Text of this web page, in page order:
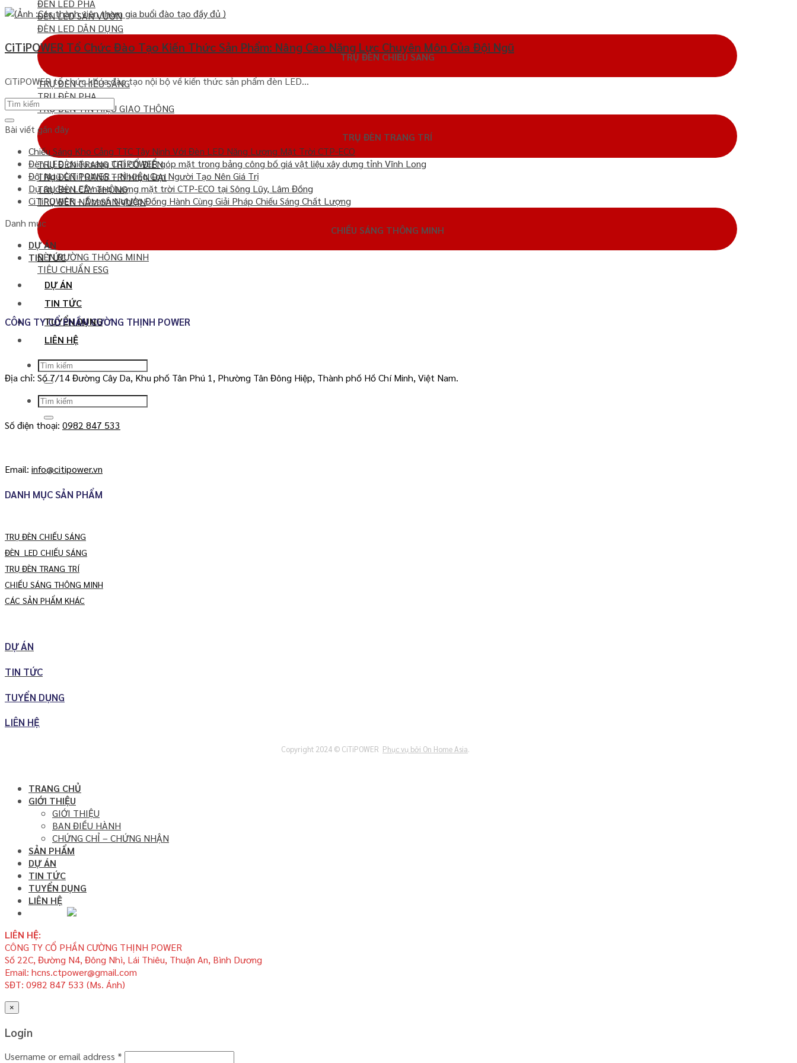
ĐÈN LED PHA
ĐÈN LED SÂN VƯỜN
ĐÈN LED DÂN DỤNG
TRỤ ĐÈN CHIẾU SÁNG
TRỤ ĐÈN CHIẾU SÁNG
TRỤ ĐÈN PHA
TRỤ ĐÈN TÍN HIỆU GIAO THÔNG
TRỤ ĐÈN TRANG TRÍ
TRỤ ĐÈN TRANG TRÍ CỔ ĐIỂN
TRỤ ĐÈN TRANG TRÍ HIỆN ĐẠI
TRỤ ĐÈN CÂY THÔNG
TRỤ ĐÈN NẤM SÂN VƯỜN
CHIẾU SÁNG THÔNG MINH
ĐÈN ĐƯỜNG THÔNG MINH
TIÊU CHUẨN ESG
DỰ ÁN
TIN TỨC
TUYỂN DỤNG
LIÊN HỆ
Search
for:
Search
CiTiPOWER Tổ Chức Đào Tạo Kiến Thức Sản Phẩm: Nâng Cao Năng Lực Chuyên Môn Của Đội Ngũ
CiTiPOWER tổ chức khóa đào tạo nội bộ về kiến thức sản phẩm đèn LED...
Bài viết gần đây
Chiếu Sáng Kho Cảng TTC Tây Ninh Với Đèn LED Năng Lượng Mặt Trời CTP-ECO
Đèn LED chiếu sáng CiTiPOWER góp mặt trong bảng công bố giá vật liệu xây dựng tỉnh Vĩnh Long
Đội Ngũ CiTiPOWER – Những Con Người Tạo Nên Giá Trị
Dự án đèn LED năng lượng mặt trời CTP-ECO tại Sông Lũy, Lâm Đồng
CiTiPOWER – Doanh Nghiệp Đồng Hành Cùng Giải Pháp Chiếu Sáng Chất Lượng
Danh mục
DỰ ÁN
TIN TỨC
CÔNG TY CỔ PHẦN CƯỜNG THỊNH POWER
Địa chỉ: Số 7/14 Đường Cây Da, Khu phố Tân Phú 1, Phường Tân Đông Hiệp, Thành phố Hồ Chí Minh, Việt Nam.
Số điện thoại: 0982 847 533
Email: info@citipower.vn
DANH MỤC SẢN PHẨM
TRỤ ĐÈN CHIẾU SÁNG
ĐÈN LED CHIẾU SÁNG
TRỤ ĐÈN TRANG TRÍ
CHIẾU SÁNG THÔNG MINH
CÁC SẢN PHẨM KHÁC
DỰ ÁN
TIN TỨC
TUYỂN DỤNG
LIÊN HỆ
Copyright 2024 © CiTiPOWER Phục vụ bởi On Home Asia.
TRANG CHỦ
GIỚI THIỆU
GIỚI THIỆU
BAN ĐIỀU HÀNH
CHỨNG CHỈ – CHỨNG NHẬN
SẢN PHẨM
DỰ ÁN
TIN TỨC
TUYỂN DỤNG
LIÊN HỆ
LIÊN HỆ:
CÔNG TY CỔ PHẦN CƯỜNG THỊNH POWER
Số 22C, Đường N4, Đông Nhì, Lái Thiêu, Thuận An, Bình Dương
Email: hcns.ctpower@gmail.com
SĐT: 0982 847 533 (Ms. Ánh)
×
Login
Username or email address *